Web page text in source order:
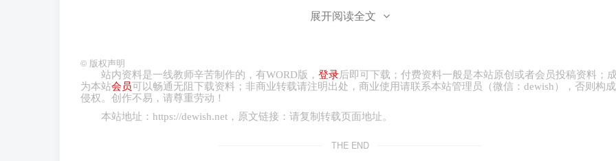
识。
2.基本形态：主观唯心主义和客观唯心主义
展开阅读全文
© 版权声明
站内资料是一线教师辛苦制作的，有WORD版， 登录后即可下载；付费资料一般是本站原创或者会员投稿资料；
为本站会员可以畅通无阻下载资料；非商业转载请注明出处，商业使用请联系本站管理员（微信： dewish ），否则构成
侵权。创作不易，请尊重劳动！
本站地址： https://dewish.net ，原文链接：请复制转载页面地址。
THE END